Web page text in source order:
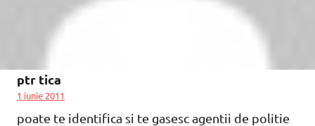
ptr tica
1 iunie 2011
poate te identifica si te gasesc agentii de politie